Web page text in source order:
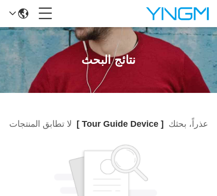
نتائج البحث
عذراً، بحثك [ Tour Guide Device ] لا تطابق المنتجات